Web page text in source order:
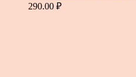
290.00 ₽